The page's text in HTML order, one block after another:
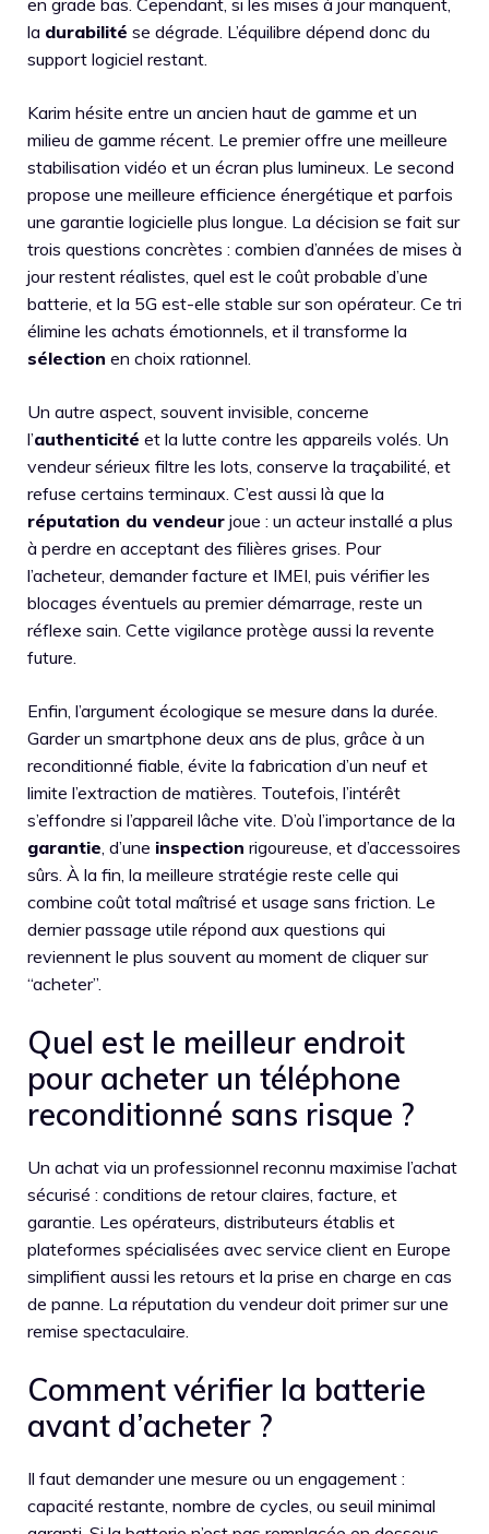
en grade bas. Cependant, si les mises à jour manquent,
la durabilité se dégrade. L’équilibre dépend donc du
support logiciel restant.
Karim hésite entre un ancien haut de gamme et un
milieu de gamme récent. Le premier offre une meilleure
stabilisation vidéo et un écran plus lumineux. Le second
propose une meilleure efficience énergétique et parfois
une garantie logicielle plus longue. La décision se fait sur
trois questions concrètes : combien d’années de mises à
jour restent réalistes, quel est le coût probable d’une
batterie, et la 5G est-elle stable sur son opérateur. Ce tri
élimine les achats émotionnels, et il transforme la
sélection en choix rationnel.
Un autre aspect, souvent invisible, concerne
l’authenticité et la lutte contre les appareils volés. Un
vendeur sérieux filtre les lots, conserve la traçabilité, et
refuse certains terminaux. C’est aussi là que la
réputation du vendeur joue : un acteur installé a plus
à perdre en acceptant des filières grises. Pour
l’acheteur, demander facture et IMEI, puis vérifier les
blocages éventuels au premier démarrage, reste un
réflexe sain. Cette vigilance protège aussi la revente
future.
Enfin, l’argument écologique se mesure dans la durée.
Garder un smartphone deux ans de plus, grâce à un
reconditionné fiable, évite la fabrication d’un neuf et
limite l’extraction de matières. Toutefois, l’intérêt
s’effondre si l’appareil lâche vite. D’où l’importance de la
garantie, d’une inspection rigoureuse, et d’accessoires
sûrs. À la fin, la meilleure stratégie reste celle qui
combine coût total maîtrisé et usage sans friction. Le
dernier passage utile répond aux questions qui
reviennent le plus souvent au moment de cliquer sur
“acheter”.
Quel est le meilleur endroit
pour acheter un téléphone
reconditionné sans risque ?
Un achat via un professionnel reconnu maximise l’achat
sécurisé : conditions de retour claires, facture, et
garantie. Les opérateurs, distributeurs établis et
plateformes spécialisées avec service client en Europe
simplifient aussi les retours et la prise en charge en cas
de panne. La réputation du vendeur doit primer sur une
remise spectaculaire.
Comment vérifier la batterie
avant d’acheter ?
Il faut demander une mesure ou un engagement :
capacité restante, nombre de cycles, ou seuil minimal